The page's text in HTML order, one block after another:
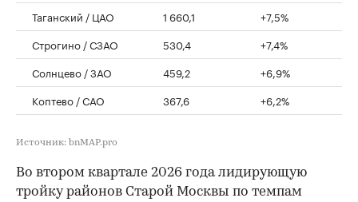
Таганский / ЦАО 1 660,1
+7,5%
Строгино / СЗАО
530,4
+7,4%
Солнцево / ЗАО
459,2
+6,9%
Коптево / САО
367,6 +6,2%
Источник: bnMAP.pro
Во втором квартале 2026 года лидирующую
тройку районов Старой Москвы по темпам